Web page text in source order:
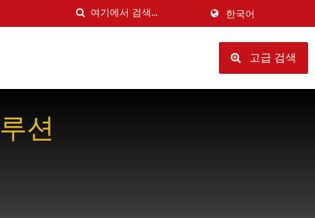
한국어
고급 검색
션